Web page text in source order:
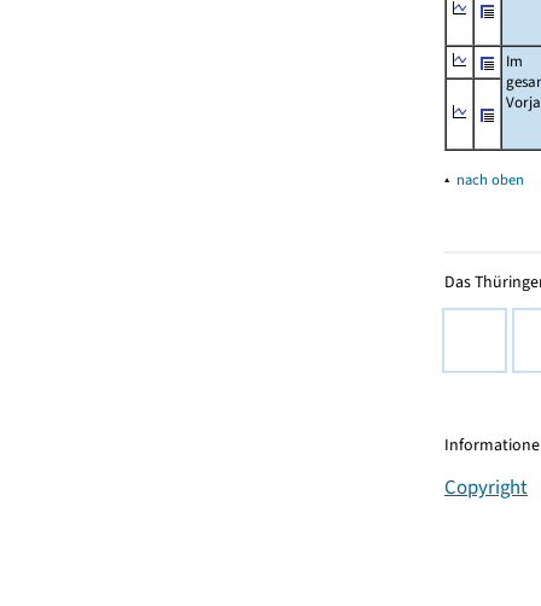
Im
▴ nach oben
Das
Copyright